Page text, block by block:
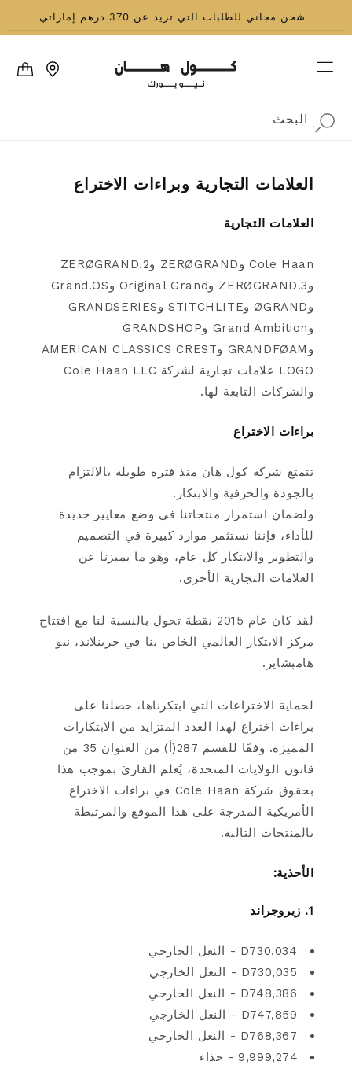
إلى المحتوى
شحن مجاني للطلبات التي تزيد عن 370 درهم إماراتي
العربة
البحث
العلامات التجارية وبراءات الاختراع
العلامات التجارية
Cole Haan وZERØGRAND و2.ZERØGRAND
و3.ZERØGRAND وOriginal Grand وGrand.OS
وØGRAND وSTITCHLITE وGRANDSERIES
وGrand Ambition وGRANDSHOP
وGRANDFØAM وAMERICAN CLASSICS CREST
LOGO علامات تجارية لشركة Cole Haan LLC
والشركات التابعة لها.
براءات الاختراع
تتمتع شركة كول هان منذ فترة طويلة بالالتزام
بالجودة والحرفية والابتكار.
ولضمان استمرار منتجاتنا في وضع معايير جديدة
للأداء، فإننا نستثمر موارد كبيرة في التصميم
والتطوير والابتكار كل عام، وهو ما يميزنا عن
العلامات التجارية الأخرى.
لقد كان عام 2015 نقطة تحول بالنسبة لنا مع افتتاح
مركز الابتكار العالمي الخاص بنا في جرينلاند، نيو
هامبشاير.
لحماية الاختراعات التي ابتكرناها، حصلنا على
براءات اختراع لهذا العدد المتزايد من الابتكارات
المميزة. وفقًا للقسم 287(أ) من العنوان 35 من
قانون الولايات المتحدة، يُعلم القارئ بموجب هذا
بحقوق شركة Cole Haan في براءات الاختراع
الأمريكية المدرجة على هذا الموقع والمرتبطة
بالمنتجات التالية.
الأحذية:
1. زيروجراند
D730,034 - النعل الخارجي
D730,035 - النعل الخارجي
D748,386 - النعل الخارجي
D747,859 - النعل الخارجي
D768,367 - النعل الخارجي
9,999,274 - حذاء